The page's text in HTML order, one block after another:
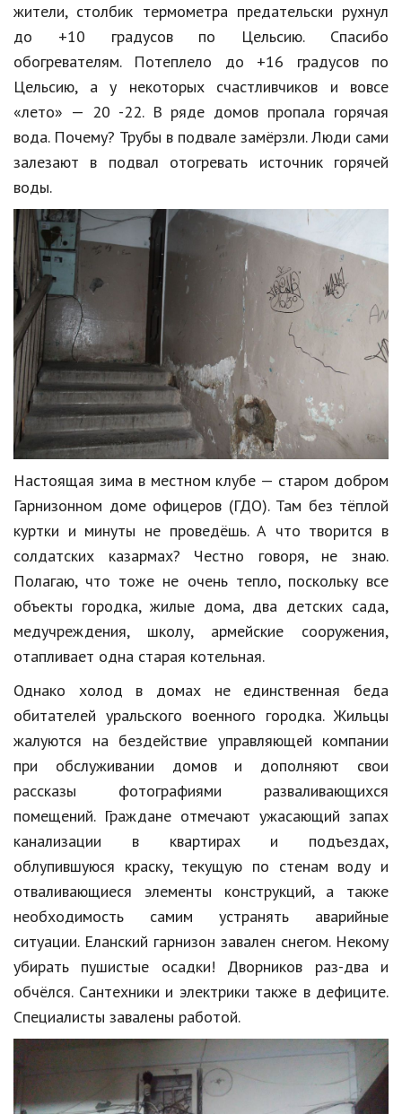
Семья и дети
Путешествия
Строительство
Культура и общество
Мода и стиль
Бизнес
Хобби и развлечения
Финансы
Юриспруденция
Природа
Образование
Наука и технологии
жители, столбик термометра предательски рухнул
до +10 градусов по Цельсию. Спасибо
обогревателям. Потеплело до +16 градусов по
Цельсию, а у некоторых счастливчиков и вовсе
«лето» — 20 -22. В ряде домов пропала горячая
вода. Почему? Трубы в подвале замёрзли. Люди сами
залезают в подвал отогревать источник горячей
воды.
Настоящая зима в местном клубе — старом добром
Гарнизонном доме офицеров (ГДО). Там без тёплой
куртки и минуты не проведёшь. А что творится в
солдатских казармах? Честно говоря, не знаю.
Полагаю, что тоже не очень тепло, поскольку все
объекты городка, жилые дома, два детских сада,
медучреждения, школу, армейские сооружения,
отапливает одна старая котельная.
Однако холод в домах не единственная беда
обитателей уральского военного городка. Жильцы
жалуются на бездействие управляющей компании
при обслуживании домов и дополняют свои
рассказы фотографиями разваливающихся
помещений. Граждане отмечают ужасающий запах
канализации в квартирах и подъездах,
облупившуюся краску, текущую по стенам воду и
отваливающиеся элементы конструкций, а также
необходимость самим устранять аварийные
ситуации. Еланский гарнизон завален снегом. Некому
убирать пушистые осадки! Дворников раз-два и
обчёлся. Сантехники и электрики также в дефиците.
Специалисты завалены работой.